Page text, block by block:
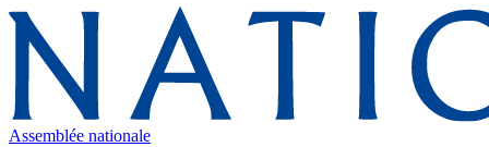
Assemblée nationale